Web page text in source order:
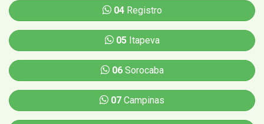
04Registro
05Itapeva
06Sorocaba
07 Campinas